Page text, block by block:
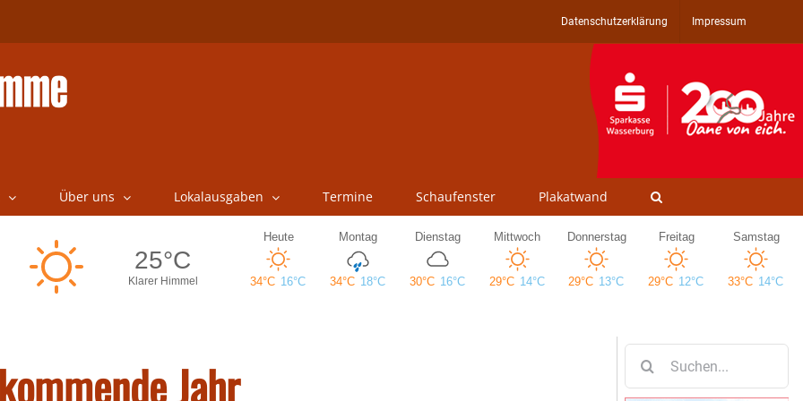
Datenschutzerklärung Impressum
Über uns Lokalausgaben Termine Schaufenster Plakatwand
Jahr
nach: